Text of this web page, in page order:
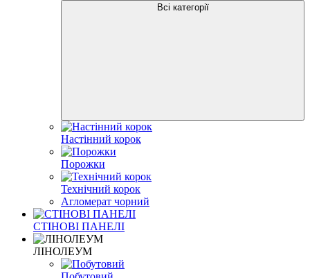
Всі категорії
Настінний корок
Порожки
Технічний корок
Агломерат чорний
СТІНОВІ ПАНЕЛІ
ЛІНОЛЕУМ